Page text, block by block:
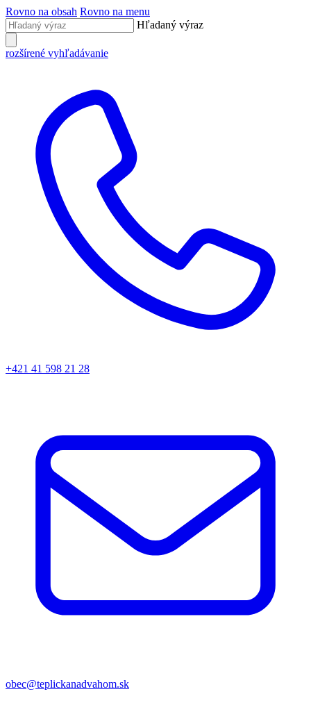
Rovno na obsah Rovno na menu
Hľadaný výraz
rozšírené vyhľadávanie
+421 41 598 21 28
obec@teplickanadvahom.sk